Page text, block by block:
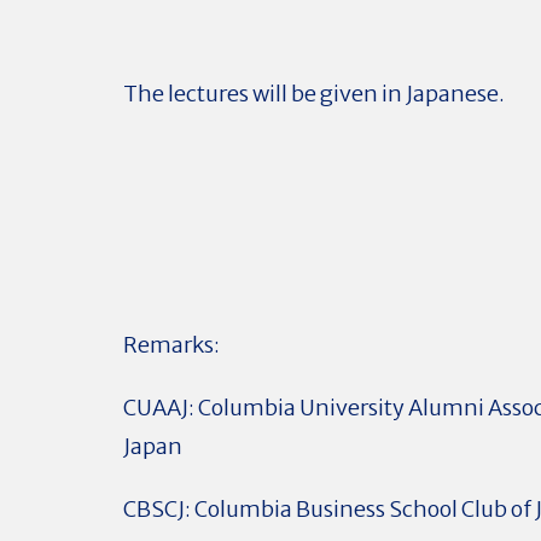
The lectures will be given in Japanese.
Remarks:
CUAAJ: Columbia University Alumni
Japan
CBSCJ: Columbia Business School Club of